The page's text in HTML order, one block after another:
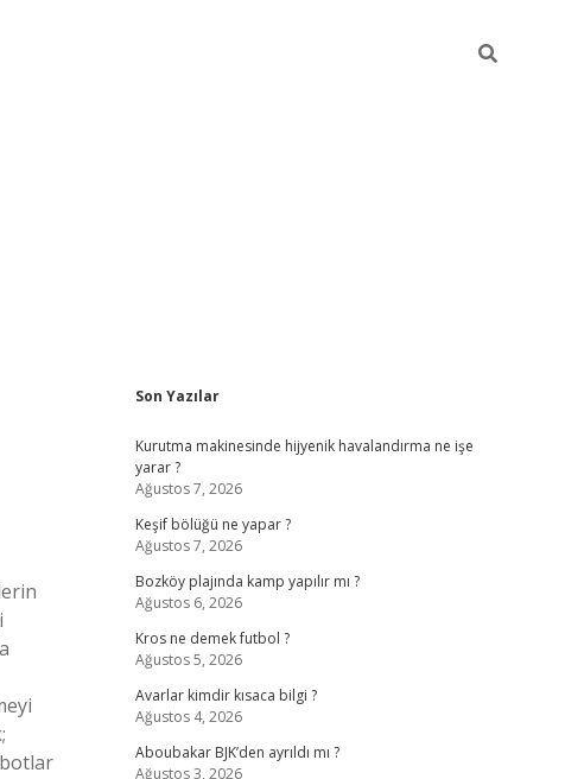
Sidebar
Son Yazılar
Kurutma makinesinde hijyenik havalandırma ne işe
yarar ?
Ağustos 7, 2026
Keşif bölüğü ne yapar ?
Ağustos 7, 2026
Bozköy plajında kamp yapılır mı ?
Ağustos 6, 2026
Kros ne demek futbol ?
Ağustos 5, 2026
Avarlar kimdir kısaca bilgi ?
Ağustos 4, 2026
Aboubakar BJK’den ayrıldı mı ?
Ağustos 3, 2026